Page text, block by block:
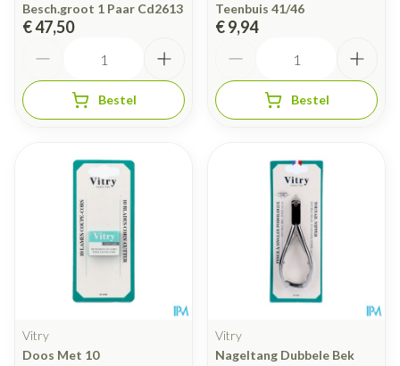
Besch.groot 1 Paar Cd2613
€ 47,50
Bestel
Teenbuis 41/46
€ 9,94
Bestel
Vitry
Doos Met 10
Vitry
Nageltang Dubbele Bek